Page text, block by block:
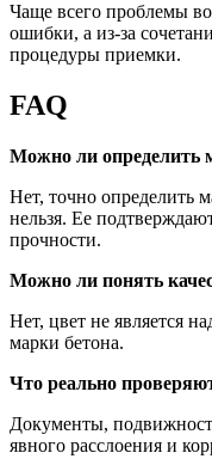
Чаще всего проблемы
ошибки, а из-за
процедуры приемки.
FAQ
Можно ли определить
Нет, точно определить
нельзя. Ее
прочности.
Можно ли понять
Нет, цвет не является
марки бетона.
Что реально
Документы,
явного расслоения и